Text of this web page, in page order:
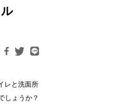
レと洗面所
しょうか？